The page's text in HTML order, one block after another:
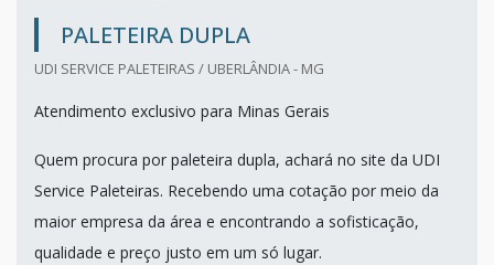
PALETEIRA DUPLA
UDI SERVICE PALETEIRAS / UBERLÂNDIA - MG
Atendimento exclusivo para Minas Gerais
Quem procura por paleteira dupla, achará no site da UDI
Service Paleteiras. Recebendo uma cotação por meio da
maior empresa da área e encontrando a sofisticação,
qualidade e preço justo em um só lugar.